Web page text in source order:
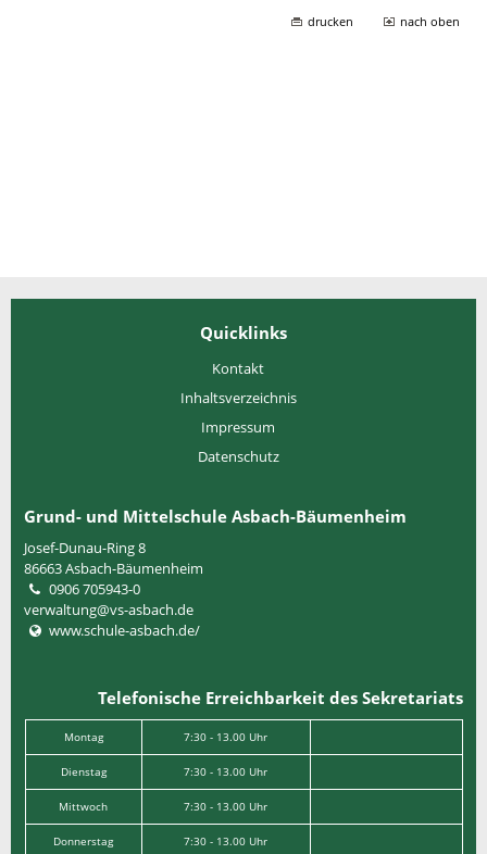
drucken nach oben
Quicklinks
Kontakt
Inhaltsverzeichnis
Impressum
Datenschutz
Grund- und Mittelschule Asbach-Bäumenheim
Josef-Dunau-Ring 8
86663Asbach-Bäumenheim
0906 705943-0
verwaltung@vs-asbach.de
www.schule-asbach.de/
Telefonische Erreichbarkeit des Sekretariats
Montag 7:30 - 13.00 Uhr
Dienstag 7:30 - 13.00 Uhr
Mittwoch 7:30 - 13.00 Uhr
Donnerstag 7:30 - 13.00 Uhr